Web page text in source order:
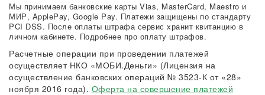
Мы принимаем банковские карты Vias, MasterCard, Maestro и
МИР, ApplePay, Google Pay. Платежи защищены по стандарту
PCI DSS. После оплаты штрафа сервис хранит квитанцию в
личном кабинете. Подробнее про оплату штрафов.
Расчетные операции при проведении платежей
осуществляет НКО «МОБИ.Деньги» (Лицензия на
осуществление банковских операций № 3523-К от «28»
ноября 2016 года). Оферта на совершение платежей